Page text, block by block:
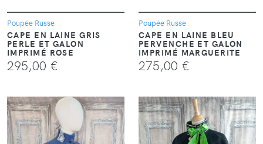
Poupée Russe
CAPE EN LAINE GRIS
PERLE ET GALON
IMPRIMÉ ROSE
295,00 €
Poupée Russe
CAPE EN LAINE BLEU
PERVENCHE ET GALON
IMPRIMÉ MARGUERITE
275,00 €